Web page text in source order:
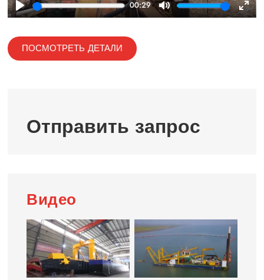
Play
00:29
Mute
ПОСМОТРЕТЬ ДЕТАЛИ
Отправить запрос
Видео